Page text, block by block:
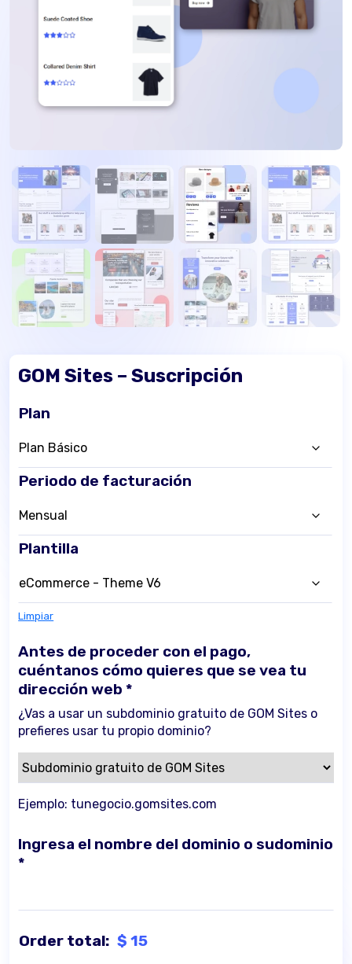
GOM Sites – Suscripción
Plan
Periodo de facturación
Plantilla
Limpiar
Antes de proceder con el pago,
cuéntanos cómo quieres que se vea tu
dirección web *
¿Vas a usar un subdominio gratuito de GOM Sites o
prefieres usar tu propio dominio?
Ejemplo: tunegocio.gomsites.com
Ingresa el nombre del dominio o sudominio
*
Order total: $ 15